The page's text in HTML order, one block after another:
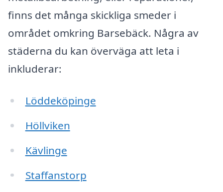
finns det många skickliga smeder i
området omkring Barsebäck. Några av
städerna du kan överväga att leta i
inkluderar:
Löddeköpinge
Höllviken
Kävlinge
Staffanstorp